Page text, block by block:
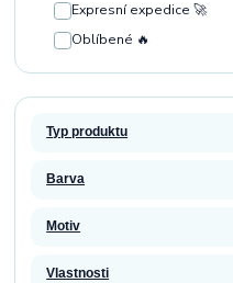
Expresní expedice 🚀
Oblíbené 🔥
Typ produktu
Barva
Motiv
Vlastnosti